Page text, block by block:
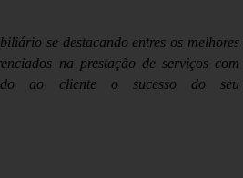
se destacando entres os melhores
na prestação de serviços com
ao cliente o sucesso do seu